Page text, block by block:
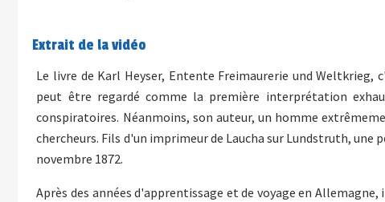
Extrait de la vidéo
Le livre de Karl Heyser, Entente Freimaurerie und
peut être regardé comme la première interprétation
conspiratoires. Néanmoins, son auteur, un homme
chercheurs. Fils d'un imprimeur de Laucha sur Lundstruth,
novembre 1872.
Après des années d'apprentissage et de voyage en